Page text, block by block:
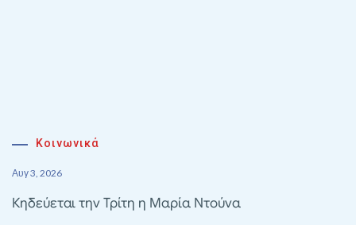
Κοινωνικά
Αυγ 3, 2026
Κηδεύεται την Τρίτη η Μαρία Ντούνα